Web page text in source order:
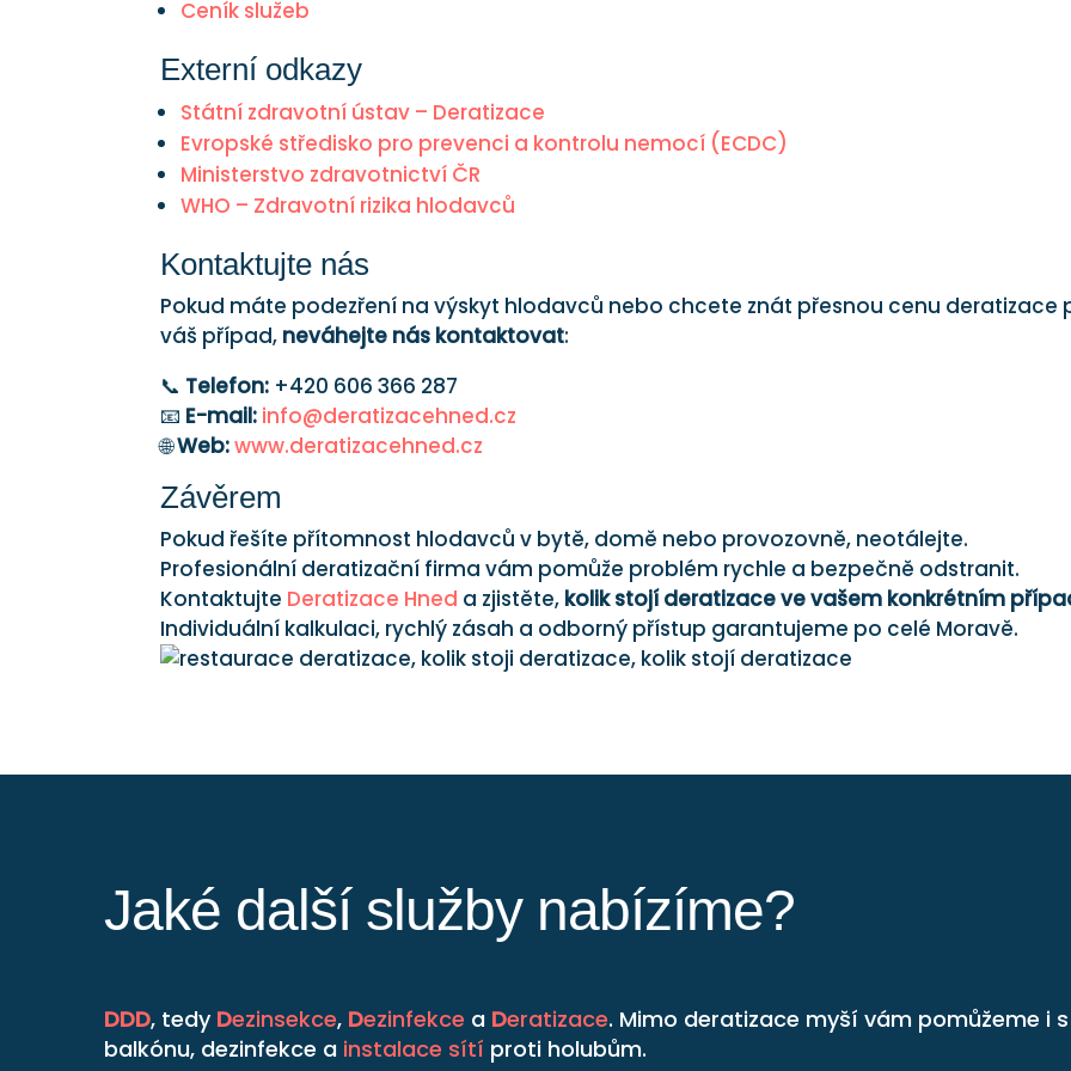
Ceník služeb
Externí odkazy
Státní zdravotní ústav – Deratizace
Evropské středisko pro prevenci a kontrolu nemocí (ECDC)
Ministerstvo zdravotnictví ČR
WHO – Zdravotní rizika hlodavců
Kontaktujte nás
Pokud máte podezření na výskyt hlodavců nebo chcete znát přesnou cenu deratizace
váš případ, neváhejte nás kontaktovat:
📞 Telefon: +420 606 366 287
📧 E-mail: info@deratizacehned.cz
🌐Web:www.deratizacehned.cz
Závěrem
Pokud řešíte přítomnost hlodavců v bytě, domě nebo provozovně, neotálejte.
Profesionální deratizační firma vám pomůže problém rychle a bezpečně odstranit.
Kontaktujte Deratizace Hned a zjistěte, kolik stojí deratizace ve vašem konkrétním
Individuální kalkulaci, rychlý zásah a odborný přístup garantujeme po celé Moravě.
Jaké další služby nabízíme?
DDD, tedy Dezinsekce, Dezinfekce a Deratizace. Mimo deratizace myší vám pomůžeme i
balkónu, dezinfekce a instalace sítí proti holubům.